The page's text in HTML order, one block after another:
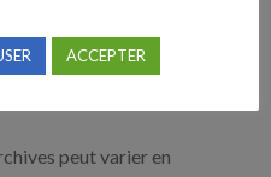
peut varier en
ACCEPTER